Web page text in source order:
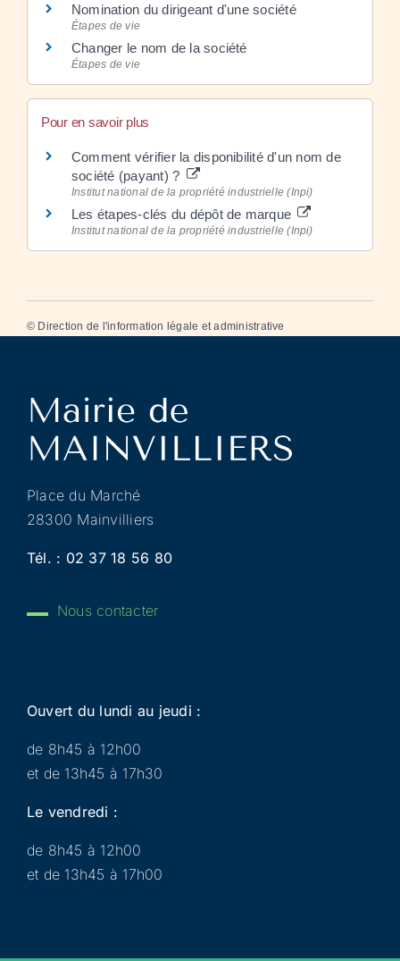
Nomination du dirigeant d'une société
Étapes de vie
Changer le nom de la société
Étapes de vie
Pour en savoir plus
Comment vérifier la disponibilité d'un nom de
société (payant) ?
Institut national de la propriété industrielle (Inpi)
Les étapes-clés du dépôt de marque
Institut national de la propriété industrielle (Inpi)
© Direction de l'information légale et administrative
Place du Marché
28300 Mainvilliers
Tél. : 02 37 18 56 80
Nous contacter
Ouvert du lundi au jeudi :
de 8h45 à 12h00
et de 13h45 à 17h30
Le vendredi :
de 8h45 à 12h00
et de 13h45 à 17h00